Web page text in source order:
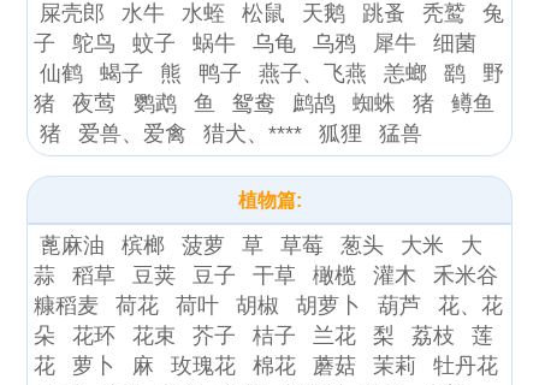
屎壳郎
水牛 水蛭 松鼠 天鹅 跳蚤 秃鹫
兔
子
鸵鸟 蚊子 蜗牛 乌龟 乌鸦 犀牛
细菌
仙鹤
蝎子 熊 鸭子 燕子、飞燕 恙螂 鹞
野
猪
夜莺 鹦鹉 鱼 鸳鸯 鹧鸪 蜘蛛 猪
鳟鱼
猪
爱兽、爱禽 猎犬、**** 狐狸 猛兽
植物篇:
蓖麻油 槟榔 菠萝 草 草莓 葱头 大米
大
蒜
稻草 豆荚 豆子 干草 橄榄 灌木
禾米谷
糠稻麦
荷花 荷叶 胡椒 胡萝卜 葫芦
花、花
朵
花环 花束 芥子 桔子 兰花 梨 荔枝
莲
花
萝卜 麻 玫瑰花 棉花 蘑菇 茉莉
牡丹花